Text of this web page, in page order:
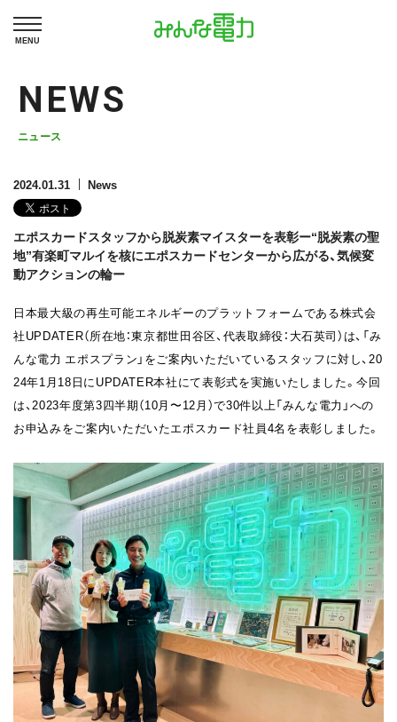
MENU
NEWS
ニュース
2024.01.31 News
エポスカードスタッフから脱炭素マイスターを表彰ー“脱炭素の聖
地”有楽町マルイを核にエポスカードセンターから広がる、気候変
動アクションの輪ー
日本最大級の再生可能エネルギーのプラットフォームである株式会
社UPDATER（所在地：東京都世田谷区、代表取締役：大石英司）は、「み
んな電力 エポスプラン」をご案内いただいているスタッフに対し、20
24年1月18日にUPDATER本社にて表彰式を実施いたしました。今回
は、2023年度第3四半期（10月〜12月）で30件以上「みんな電力」への
お申込みをご案内いただいたエポスカード社員4名を表彰しました。